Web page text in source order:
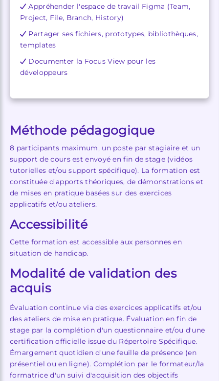
Appréhender l'espace de travail Figma (Team,
Project, File, Branch, History)
Partager ses fichiers, prototypes, bibliothèques,
templates
Documenter la Focus View pour les
développeurs
Méthode pédagogique
8 participants maximum, un poste par stagiaire et un
support de cours est envoyé en fin de stage (vidéos
tutorielles et/ou support spécifique). La formation est
constituée d'apports théoriques, de démonstrations et
de mises en pratique basées sur des exercices
applicatifs et/ou ateliers.
Accessibilité
Cette formation est accessible aux personnes en
situation de handicap.
Modalité de validation des
acquis
Évaluation continue via des exercices applicatifs et/ou
des ateliers de mise en pratique. Évaluation en fin de
stage par la complétion d'un questionnaire et/ou d'une
certification officielle issue du Répertoire Spécifique.
Émargement quotidien d'une feuille de présence (en
présentiel ou en ligne). Complétion par le formateur/la
formatrice d'un suivi d'acquisition des objectifs